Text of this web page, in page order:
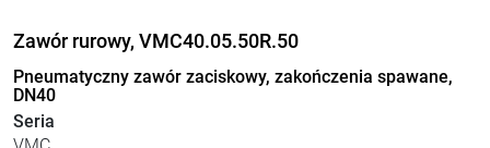
Zawór rurowy, VMC40.05.50R.50
Pneumatyczny zawór zaciskowy, zakończenia spawane,
DN40
Seria